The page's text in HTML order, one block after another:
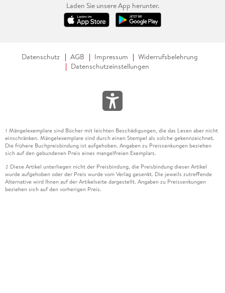
Laden Sie unsere App herunter.
Datenschutz AGB Impressum
Widerrufsbelehrung
Datenschutzeinstellungen
1 Mängelexemplare sind Bücher mit leichten Beschädigungen, die das Lesen aber nicht
einschränken. Mängelexemplare sind durch einen Stempel als solche gekennzeichnet.
Die frühere Buchpreisbindung ist aufgehoben. Angaben zu Preissenkungen beziehen
sich auf den gebundenen Preis eines mangelfreien Exemplars.
2 Diese Artikel unterliegen nicht der Preisbindung, die Preisbindung dieser Artikel
wurde aufgehoben oder der Preis wurde vom Verlag gesenkt. Die jeweils zutreffende
Alternative wird Ihnen auf der Artikelseite dargestellt. Angaben zu Preissenkungen
beziehen sich auf den vorherigen Preis.